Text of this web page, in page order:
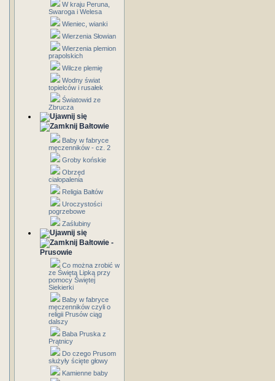
W kraju Peruna,
Swaroga i Welesa
Wieniec, wianki
Wierzenia Słowian
Wierzenia plemion
prapolskich
Wilcze plemię
Wodny świat
topielców i rusałek
Światowid ze
Zbrucza
Bałtowie
Baby w fabryce
męczenników - cz. 2
Groby końskie
Obrzęd
ciałopalenia
Religia Bałtów
Uroczystości
pogrzebowe
Zaślubiny
Bałtowie -
Prusowie
Co można zrobić w
ze Świętą Lipką przy
pomocy Świętej
Siekierki
Baby w fabryce
męczenników czyli o
religii Prusów ciąg
dalszy
Baba Pruska z
Prątnicy
Do czego Prusom
służyły ścięte głowy
Kamienne baby